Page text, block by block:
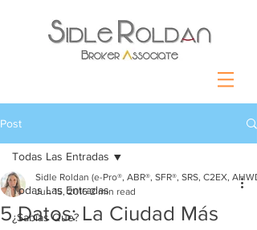
Post
Todas Las Entradas
¿Sabías Que?
Todas Las Entradas
5 Datos: La Ciudad Más
Sidle Roldan (e-Pro®, ABR®, SFR®, SRS, C2EX, AHWD)
Jun 15, 2016 2 min read